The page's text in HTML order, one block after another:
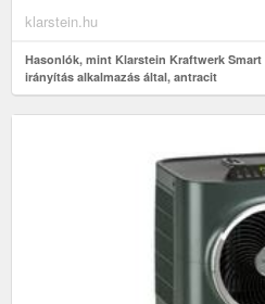
klarstein.hu
Hasonlók, mint Klarstein Kraftwerk Smart
irányítás alkalmazás által, antracit